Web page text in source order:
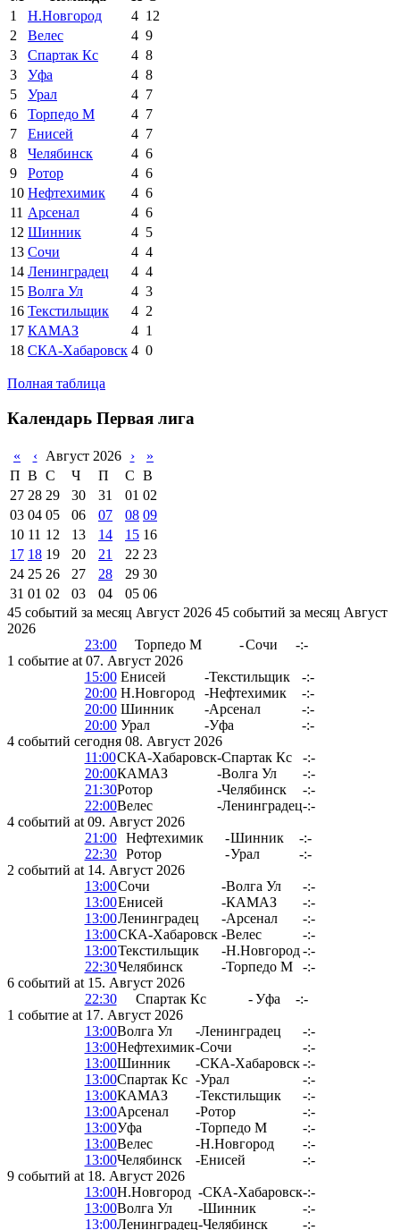
1
Н.Новгород 4 12
2
Велес 4 9
3
Спартак Кс 4 8
3
Уфа 4 8
5
Урал 4 7
6
Торпедо М 4 7
7
Енисей 4 7
8
Челябинск 4 6
9
Ротор 4 6
10 Нефтехимик 4 6
11 Арсенал 4 6
12 Шинник 4 5
13 Сочи 4 4
14 Ленинградец 4 4
15 Волга Ул 4 3
16 Текстильщик 4 2
17 КАМАЗ 4 1
18 СКА-Хабаровск 4 0
Полная таблица
Календарь Первая лига
« ‹ Август 2026 ›
»
П В С Ч П С В
27 28 29 30 31 01 02
03 04 05 06 07 08 09
10 11 12 13 14 15 16
17 18 19 20 21 22 23
24 25 26 27 28 29 30
31 01 02 03 04 05 06
45 событий за месяц Август 2026 45 событий за месяц Август
2026
23:00
Торпедо М -Сочи
-:-
1 событие at 07. Август 2026
15:00 Енисей -Текстильщик
-:-
20:00 Н.Новгород -Нефтехимик
-:-
20:00 Шинник -Арсенал
-:-
20:00 Урал -Уфа
-:-
4 событий сегодня 08. Август 2026
11:00СКА-Хабаровск-Спартак Кс
-:-
20:00КАМАЗ -Волга Ул
-:-
21:30Ротор -Челябинск
-:-
22:00Велес -Ленинградец-:-
4 событий at 09. Август 2026
21:00
Нефтехимик -Шинник
-:-
22:30
Ротор -Урал
-:-
2 событий at 14. Август 2026
13:00Сочи -Волга Ул
-:-
13:00Енисей -КАМАЗ
-:-
13:00Ленинградец -Арсенал
-:-
13:00СКА-Хабаровск -Велес
-:-
13:00Текстильщик -Н.Новгород -:-
22:30Челябинск -Торпедо М
-:-
6 событий at 15. Август 2026
22:30
Спартак Кс - Уфа
-:-
1 событие at 17. Август 2026
13:00Волга Ул -Ленинградец
-:-
13:00Нефтехимик-Сочи
-:-
13:00Шинник -СКА-Хабаровск -:-
13:00Спартак Кс -Урал
-:-
13:00КАМАЗ -Текстильщик
-:-
13:00Арсенал -Ротор
-:-
13:00Уфа -Торпедо М
-:-
13:00Велес -Н.Новгород
-:-
13:00Челябинск -Енисей
-:-
9 событий at 18. Август 2026
13:00Н.Новгород -СКА-Хабаровск-:-
13:00Волга Ул -Шинник
-:-
13:00Ленинградец-Челябинск -:-